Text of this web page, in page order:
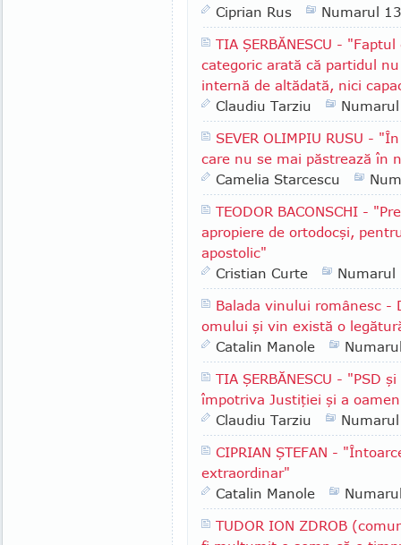
Ciprian Rus
Numarul
TIA ŞERBĂNESCU -
categoric arată că partidul
internă de altădată, nici
Claudiu Tarziu
SEVER OLIMPIU RUSU -
care nu se mai păstrează în
Camelia Starcescu
TEODOR BACONSCHI -
apropiere de ortodocşi,
apostolic"
Cristian Curte
Numarul
Balada vinului românesc
omului şi vin există o
Catalin Manole
TIA ŞERBĂNESCU - "PSD
împotriva Justiţiei şi a
Claudiu Tarziu
CIPRIAN ŞTEFAN -
extraordinar"
Catalin Manole
TUDOR ION ZDROB